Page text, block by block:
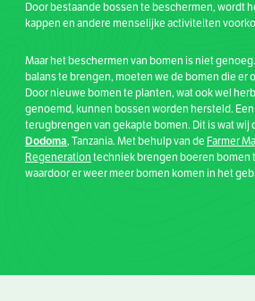
Door bestaande bossen te beschermen, wordt
kappen en andere menselijke activiteiten
Maar het beschermen van bomen is niet
balans te brengen, moeten we de bomen die er
Door nieuwe bomen te planten, wat ook wel
genoemd, kunnen bossen worden hersteld.
terugbrengen van gekapte bomen. Dit is wat wij
Dodoma, Tanzania. Met behulp van de Farmer
Regeneration techniek brengen boeren bomen
waardoor er weer meer bomen komen in het